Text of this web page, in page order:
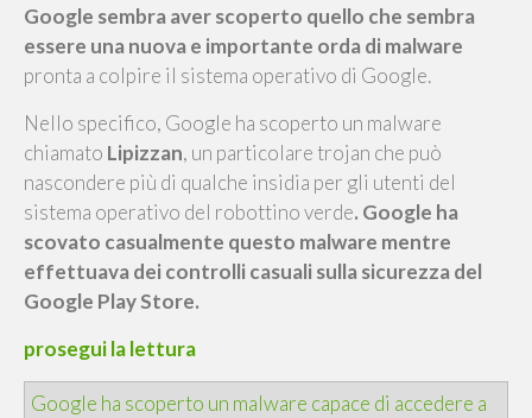
Google sembra aver scoperto quello che sembra
essere una nuova e importante orda di malware
pronta a colpire il sistema operativo di Google.
Nello specifico, Google ha scoperto un malware
chiamato Lipizzan, un particolare trojan che può
nascondere più di qualche insidia per gli utenti del
sistema operativo del robottino verde. Google ha
scovato casualmente questo malware mentre
effettuava dei controlli casuali sulla sicurezza del
Google Play Store.
prosegui la lettura
Google ha scoperto un malware capace di accedere a